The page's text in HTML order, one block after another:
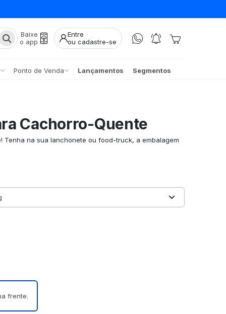
Baixe
o app
Entre
ou cadastre-se
Ponto de Venda Lançamentos Segmentos
Cachorro-Quente
Tenha na sua lanchonete ou food-truck, a embalagem
frente.